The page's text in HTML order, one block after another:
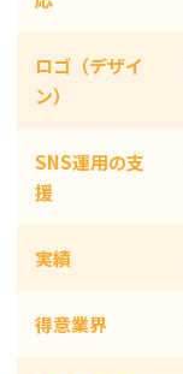
ロゴ（デザイ
ン）
SNS運用の支
援
実績
得意業界